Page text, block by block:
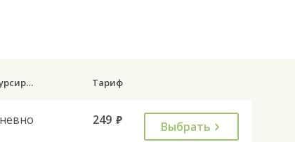
Дни курсирования Тариф
249 руб. Выбрать